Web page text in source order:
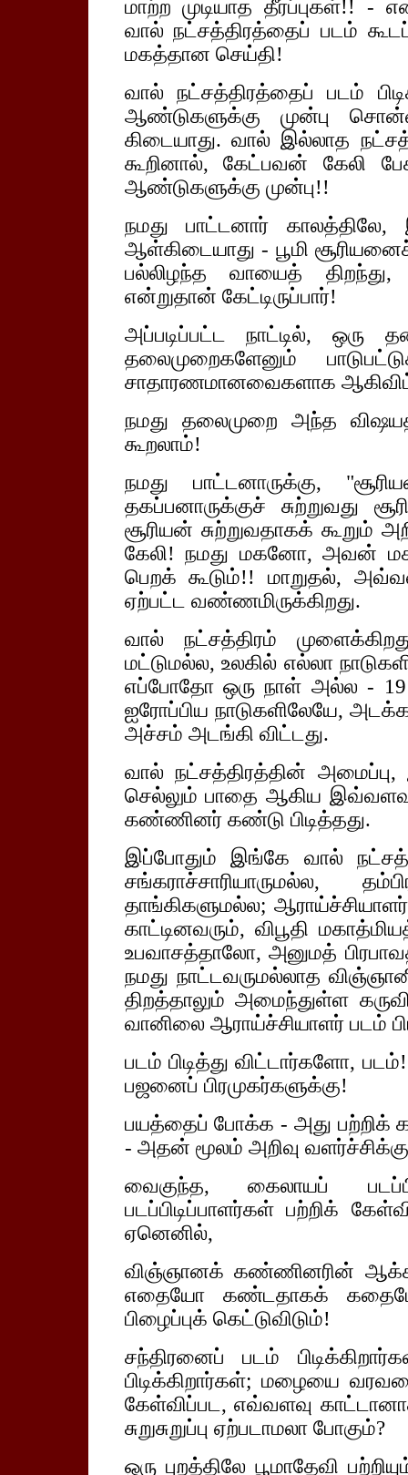
மாற்ற முடியாத தீர்ப்புகள்!! -
வால் நட்சத்திரத்தைப் படம் கூடப்
மகத்தான செய்தி!
வால் நட்சத்திரத்தைப் படம்
ஆண்டுகளுக்கு முன்பு
கிடையாது. வால் இல்லாத
கூறினால், கேட்பவன் கேலி
ஆண்டுகளுக்கு முன்பு!!
நமது பாட்டனார்
ஆள்கிடையாது - பூமி
பல்லிழந்த வாயைத் திறந்து,
என்றுதான் கேட்டிருப்பார்!
அப்படிப்பட்ட நாட்டில், ஒரு
தலைமுறைகளேனும்
சாதாரணமானவைகளாக
நமது தலைமுறை அந்த
கூறலாம்!
நமது பாட்டனாருக்கு,
தகப்பனாருக்குச் சுற்றுவது
சூரியன் சுற்றுவதாகக் கூறும்
கேலி! நமது மகனோ, அவன்
பெறக் கூடும்!! மாறுதல்,
ஏற்பட்ட வண்ணமிருக்கிறது.
வால் நட்சத்திரம்
மட்டுமல்ல, உலகில் எல்லா
எப்போதோ ஒரு நாள் அல்ல -
ஐரோப்பிய நாடுகளிலேயே,
அச்சம் அடங்கி விட்டது.
வால் நட்சத்திரத்தின்
செல்லும் பாதை ஆகிய
கண்ணினர் கண்டு பிடித்தது.
இப்போதும் இங்கே வால்
சங்கராச்சாரியாருமல்ல,
தாங்கிகளுமல்ல;
காட்டினவரும், விபூதி
உபவாசத்தாலோ, அனுமத்
நமது நாட்டவருமல்லாத
திறத்தாலும் அமைந்துள்ள
வானிலை ஆராய்ச்சியாளர் படம்
படம் பிடித்து விட்டார்களோ,
பஜனைப் பிரமுகர்களுக்கு!
பயத்தைப் போக்க - அது பற்றிக்
- அதன் மூலம் அறிவு
வைகுந்த, கைலாயப்
படப்பிடிப்பாளர்கள் பற்றிக்
ஏனெனில்,
விஞ்ஞானக் கண்ணினரின்
எதையோ கண்டதாகக்
பிழைப்புக் கெட்டுவிடும்!
சந்திரனைப் படம்
பிடிக்கிறார்கள்; மழையை
கேள்விப்பட, எவ்வளவு
சுறுசுறுப்பு ஏற்படாமலா போகும்?
ஒரு புறத்திலே பூமாதேவி